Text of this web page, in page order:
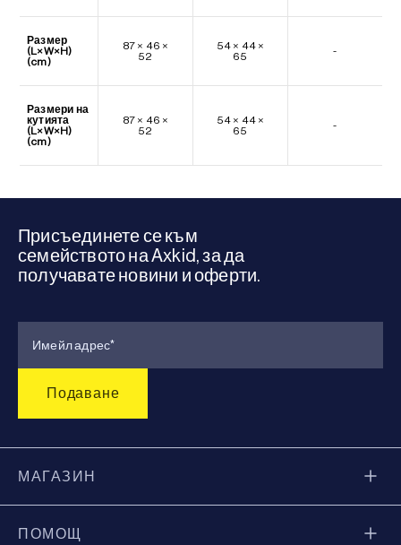
Размер
(L×W×H)
(cm)
87 × 46 ×
52
54 × 44 ×
65
-
Размери на
кутията
(L×W×H)
(cm)
87 × 46 ×
52
54 × 44 ×
65
-
Присъединете се към
семейството на Axkid, за да
получавате новини и оферти.
МАГАЗИН
ПОМОЩ